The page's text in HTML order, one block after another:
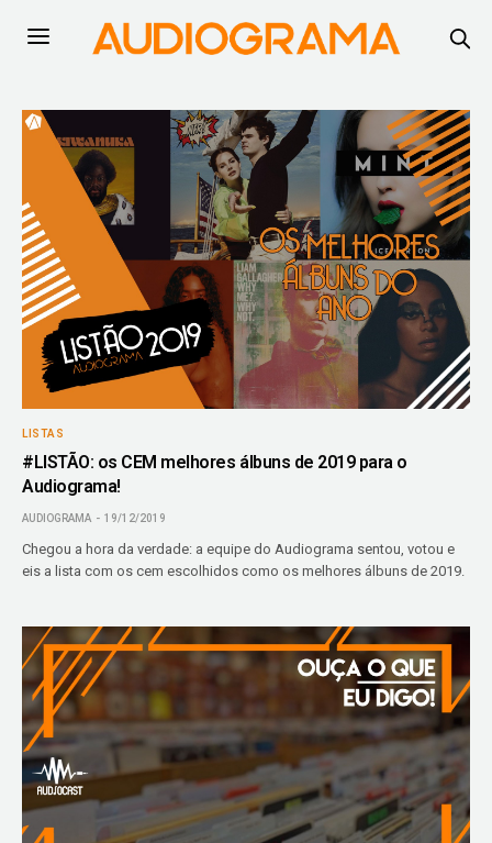
LISTAS
#LISTÃO: os CEM melhores álbuns de 2019 para o
Audiograma!
AUDIOGRAMA 19/12/2019
Chegou a hora da verdade: a equipe do Audiograma sentou, votou e
eis a lista com os cem escolhidos como os melhores álbuns de 2019.